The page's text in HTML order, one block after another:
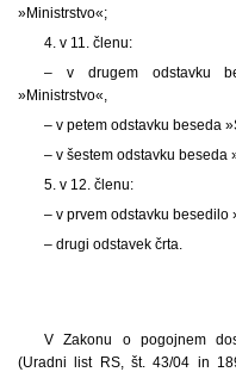
»Ministrstvo«;
4. v 11. členu:
– v drugem odstavku
»Ministrstvo«,
– v petem odstavku beseda
– v šestem odstavku beseda
5. v 12. členu:
– v prvem odstavku besedilo
– drugi odstavek črta.
V Zakonu o pogojnem
(Uradni list RS, št. 43/04 in